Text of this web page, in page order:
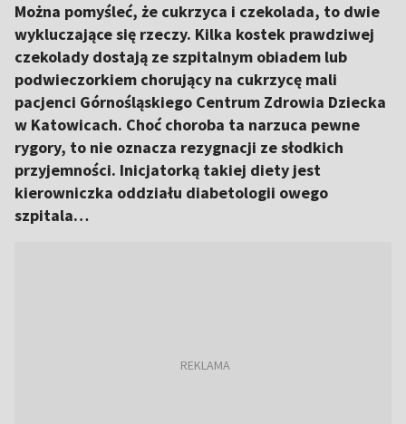
Można pomyśleć, że cukrzyca i czekolada, to dwie
wykluczające się rzeczy. Kilka kostek prawdziwej
czekolady dostają ze szpitalnym obiadem lub
podwieczorkiem chorujący na cukrzycę mali
pacjenci Górnośląskiego Centrum Zdrowia Dziecka
w Katowicach. Choć choroba ta narzuca pewne
rygory, to nie oznacza rezygnacji ze słodkich
przyjemności. Inicjatorką takiej diety jest
kierowniczka oddziału diabetologii owego
szpitala…